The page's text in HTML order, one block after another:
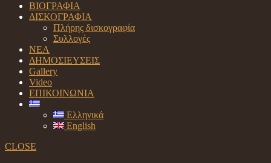
ΒΙΟΓΡΑΦΙΑ
ΔΙΣΚΟΓΡΑΦΙΑ
Πλήρης δισκογραφία
Συλλογές
ΝΕΑ
ΔΗΜΟΣΙΕΥΣΕΙΣ
Gallery
Video
ΕΠΙΚΟΙΝΩΝΙΑ
Ελληνικά
English
CLOSE